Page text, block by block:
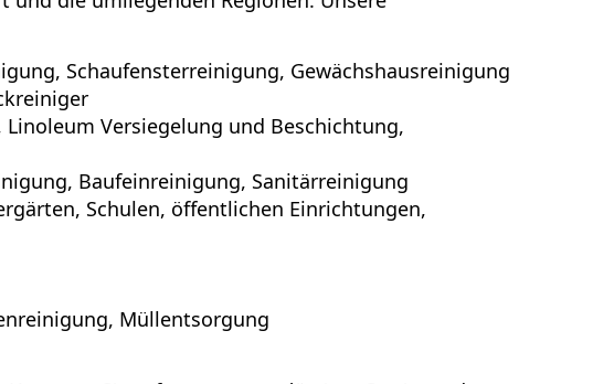
Schaufensterreinigung, Gewächshausreinigung
Versiegelung und Beschichtung,
Baufeinreinigung, Sanitärreinigung
Schulen, öffentlichen Einrichtungen,
Müllentsorgung